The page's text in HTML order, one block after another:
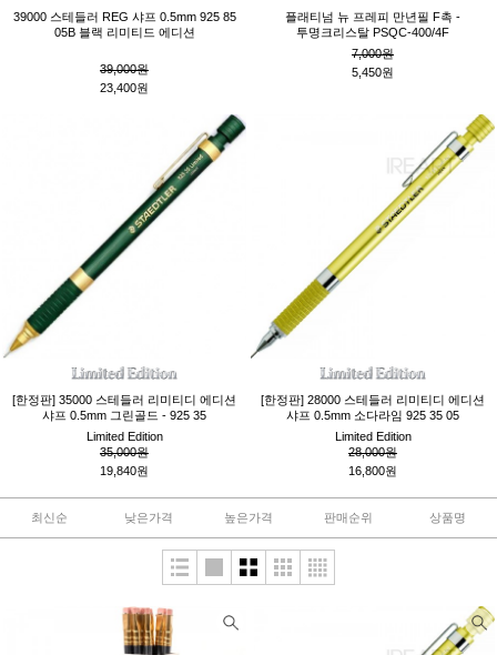
39000 스테들러 REG 샤프 0.5mm 925 85
05B 블랙 리미티드 에디션
39,000원
23,400원
플래티넘 뉴 프레피 만년필 F촉 -
투명크리스탈 PSQC-400/4F
7,000원
5,450원
[한정판] 35000 스테들러 리미티디 에디션
샤프 0.5mm 그린골드 - 925 35
Limited Edition
35,000원
19,840원
[한정판] 28000 스테들러 리미티디 에디션
샤프 0.5mm 소다라임 925 35 05
Limited Edition
28,000원
16,800원
최신순 낮은가격 높은가격 판매순위 상품명